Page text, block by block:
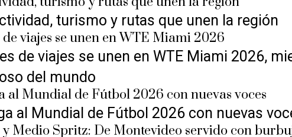
turismo y rutas que unen la región
de viajes se unen en WTE Miami 2026,
del mundo
al Mundial de Fútbol 2026 con nuevas